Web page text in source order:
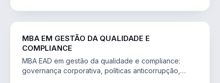
MBA EM GESTÃO DA QUALIDADE E
COMPLIANCE
MBA EAD em gestão da qualidade e compliance:
governança corporativa, políticas anticorrupção,